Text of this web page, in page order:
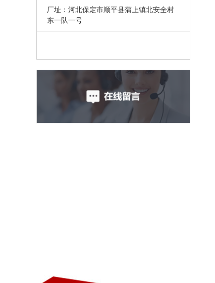
厂址：河北保定市顺平县蒲上镇北安全村
东一队一号